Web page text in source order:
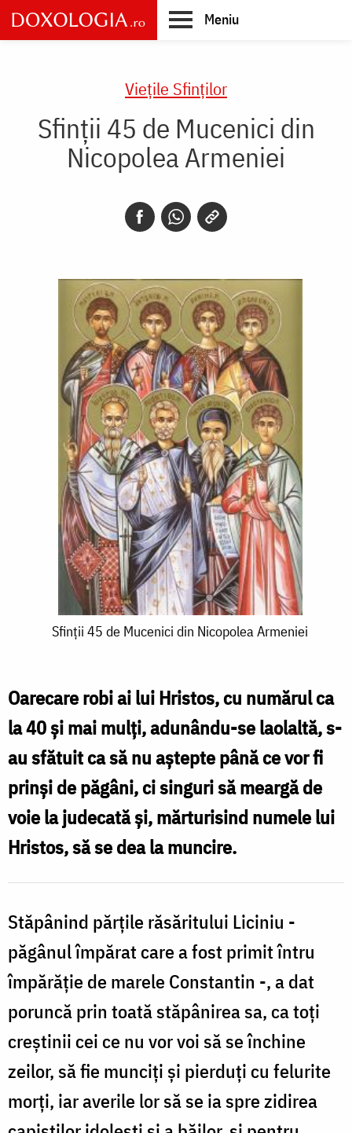
Skip
to
main
Meniu
Vieţile Sfinţilor
Sfinții 45 de Mucenici din
Nicopolea Armeniei
Sfinții
Mucenici
din
Nicopolea
Armeniei
Sfinții 45 de Mucenici din Nicopolea Armeniei
Oarecare robi ai lui Hristos, cu numărul ca
la 40 și mai mulți, adunându-se laolaltă, s-
au sfătuit ca să nu aștepte până ce vor fi
prinși de păgâni, ci singuri să meargă de
voie la judecată și, mărturisind numele lui
Hristos, să se dea la muncire.
Stăpânind părțile răsăritului Liciniu -
păgânul împărat care a fost primit întru
împărăție de marele Constantin -, a dat
poruncă prin toată stăpânirea sa, ca toți
creștinii cei ce nu vor voi să se închine
zeilor, să fie munciți și pierduți cu felurite
morți, iar averile lor să se ia spre zidirea